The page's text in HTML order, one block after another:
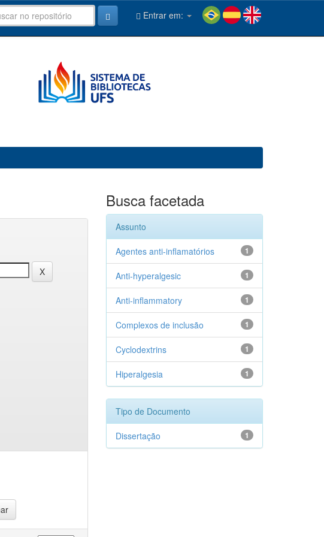
Entrar em:
Busca facetada
Assunto
1
Agentes anti-inflamatórios
1
Anti-hyperalgesic
1
Anti-inflammatory
1
Complexos de inclusão
1
Cyclodextrins
1
Hiperalgesia
Tipo de Documento
1
Dissertação